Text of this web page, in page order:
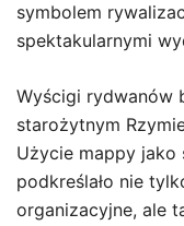
symbolem
spektakularnymi
Wyścigi rydwanów
starożytnym
Użycie mappy jako
podkreślało nie
organizacyjne, ale